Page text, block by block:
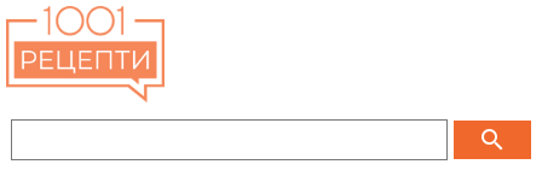
search